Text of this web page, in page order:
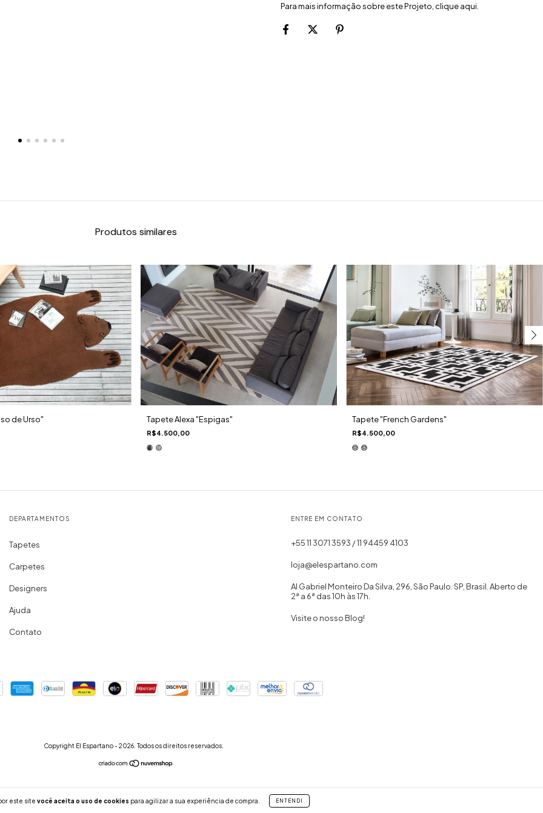
este site você aceita o uso de cookies para agilizar a sua experiência de compra. ENTENDI
Para mais informação sobre este Projeto, cliqueaqui
Produtos similares
de Urso" Tapete Alexa "Espigas"
R$4.500,00
Tapete "French Gardens"
R$4.500,00
DEPARTAMENTOS
Tapetes
Carpetes
Designers
Ajuda
Contato
ENTRE EM CONTATO
+55 11 3071 3593 / 11 94459 4103
loja@elespartano.com
Al Gabriel Monteiro Da Silva, 296, São Paulo. SP, Brasil. Aberto de
2ª a 6ª das 10h às 17h.
Visite o nosso Blog!
Copyright El Espartano - 2026. Todos os direitos reservados.